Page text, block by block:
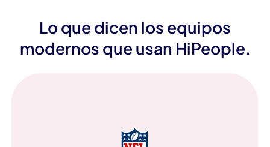
Lo que dicen los equipos
modernos que usan HiPeople.